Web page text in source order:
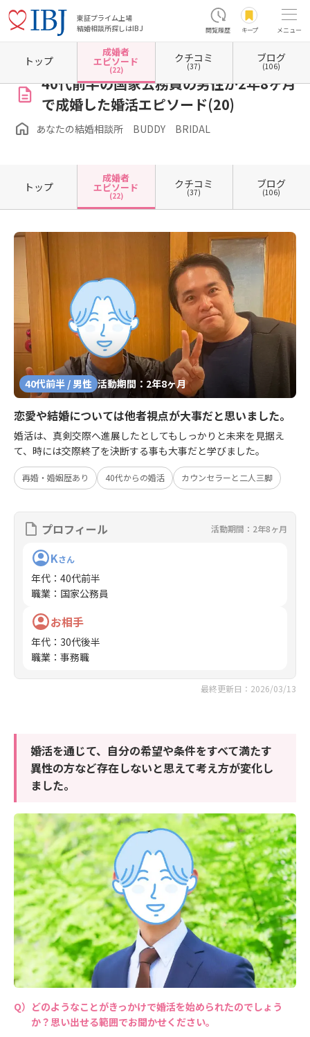
東証プライム上場
結婚相談所探しはIBJ
閲覧履歴 キープ メニュー
ホーム 埼玉県の結婚相談所 埼玉県所沢市 あなたの結婚相談所 BUDDY BRIDAL
40代前半の国家公務員の男性が2年8ヶ月
で成婚した婚活エピソード(20)
あなたの結婚相談所 BUDDY BRIDAL
トップ
成婚者
エピソード
(22)
クチコミ
(37)
ブログ
(106)
トップ
成婚者
エピソード
(22)
クチコミ
(37)
ブログ
(106)
40代前半 / 男性 活動期間：2年8ヶ月
恋愛や結婚については他者視点が大事だと思いました。
婚活は、真剣交際へ進展したとしてもしっかりと未来を見据え
て、時には交際終了を決断する事も大事だと学びました。
再婚・婚姻歴あり 40代からの婚活 カウンセラーと二人三脚
プロフィール 活動期間：2年8ヶ月
Kさん
年代 ： 40代前半
職業 ： 国家公務員
お相手
年代 ： 30代後半
職業 ： 事務職
最終更新日：2026/03/13
婚活を通じて、自分の希望や条件をすべて満たす
異性の方など存在しないと思えて考え方が変化し
ました。
どのようなことがきっかけで婚活を始められたのでしょう
か？思い出せる範囲でお聞かせください。